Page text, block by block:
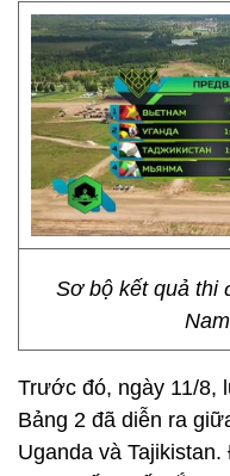
Sơ bộ kết quả thi
Trước đó, ngày 11/8,
Bảng 2 đã diễn ra
Uganda và